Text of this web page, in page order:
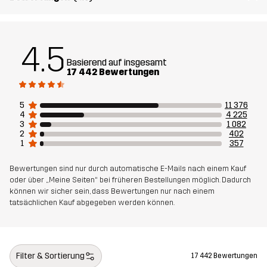
80% Polyester (Recyceltes), 20%
Mesh
95% Polyester (Recyceltes), 5%
Polyester
Gewicht 586g in Größe Medium
Entworfen für ALLROUND ARBEIT & GARTEN
4.5 Basierend auf insgesamt
17 442 Bewertungen
5
11 376
4
4 225
3
1 082
2
402
1
357
Bewertungen sind nur durch automatische E-Mails nach einem Kauf
oder über „Meine Seiten“ bei früheren Bestellungen möglich. Dadurch
können wir sicher sein, dass Bewertungen nur nach einem
tatsächlichen Kauf abgegeben werden können.
Filter & Sortierung 17 442 Bewertungen